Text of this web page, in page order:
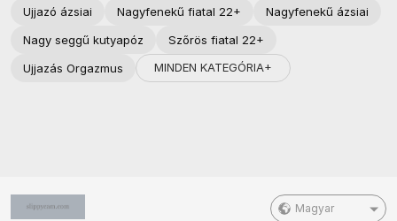
Ujjazó ázsiai
Nagyfenekű fiatal 22+
Nagyfenekű ázsiai
Nagy seggű kutyapóz
Szőrös fiatal 22+
Ujjazás Orgazmus
MINDEN KATEGÓRIA+
Magyar